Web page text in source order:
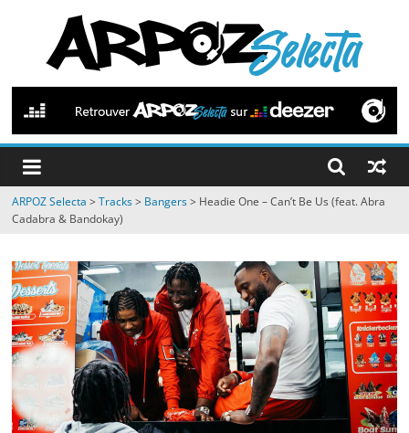
contenu
ARPOZ
Selecta
by
ARPOZ
ARPOZ Selecta >Tracks> Bangers> Headie One – Can’t Be Us (feat. Abra
Cadabra & Bandokay)